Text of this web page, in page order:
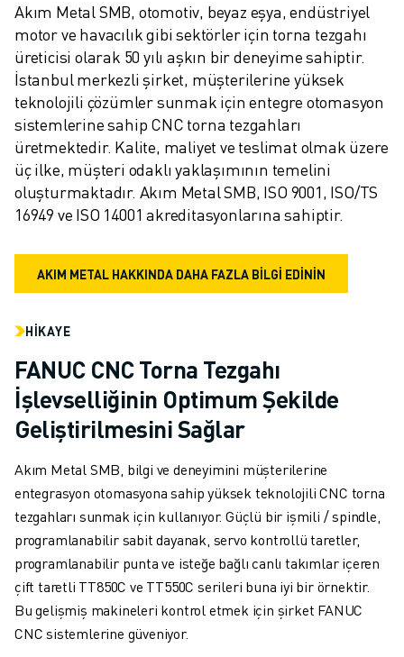
Akım Metal SMB, otomotiv, beyaz eşya, endüstriyel
motor ve havacılık gibi sektörler için torna tezgahı
üreticisi olarak 50 yılı aşkın bir deneyime sahiptir.
İstanbul merkezli şirket, müşterilerine yüksek
teknolojili çözümler sunmak için entegre otomasyon
sistemlerine sahip CNC torna tezgahları
üretmektedir. Kalite, maliyet ve teslimat olmak üzere
üç ilke, müşteri odaklı yaklaşımının temelini
oluşturmaktadır. Akım Metal SMB, ISO 9001, ISO/TS
16949 ve ISO 14001 akreditasyonlarına sahiptir.
AKIM METAL HAKKINDA DAHA FAZLA BİLGİ EDİNİN
HIKAYE
FANUC CNC Torna Tezgahı
İşlevselliğinin Optimum Şekilde
Geliştirilmesini Sağlar
Akım Metal SMB, bilgi ve deneyimini müşterilerine
entegrasyon otomasyona sahip yüksek teknolojili CNC torna
tezgahları sunmak için kullanıyor. Güçlü bir işmili / spindle,
programlanabilir sabit dayanak, servo kontrollü taretler,
programlanabilir punta ve isteğe bağlı canlı takımlar içeren
çift taretli TT850C ve TT550C serileri buna iyi bir örnektir.
Bu gelişmiş makineleri kontrol etmek için şirket FANUC
CNC sistemlerine güveniyor.